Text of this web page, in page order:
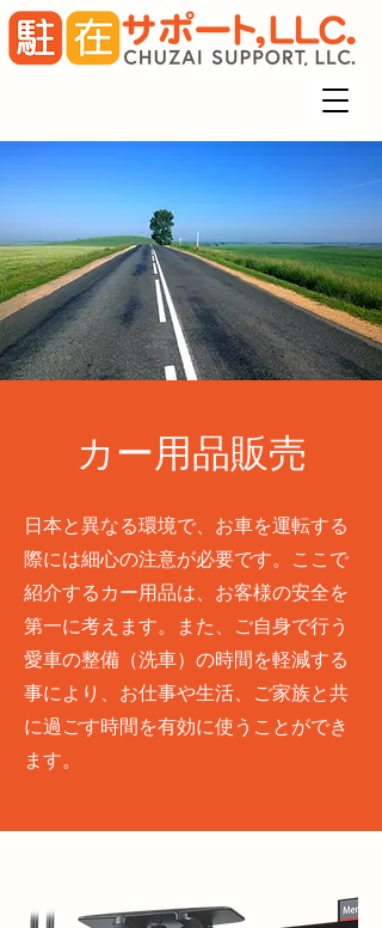
カー用品販売
日本と異なる環境で、お車を運転する
際には細心の注意が必要です。ここで
紹介するカー用品は、お客様の安全を
第一に考えます。また、ご自身で行う
愛車の整備（洗車）の時間を軽減する
事により、お仕事や生活、ご家族と共
に過ごす時間を有効に使うことができ
ます。